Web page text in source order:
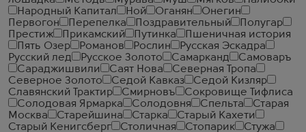
Народный Капитал
Ной Оганян
Онегин
Первогон
Перепелка Поздравительный
Полугар
Престиж
Прикамский Путинка
Пшеничная история
Пять Озер
Романов Рослин
Русская Эскадра
Русский лед
Русское Золото Самарканд
Самоваръ
Сараджишвили
Саят Нова
Северная Тропа
Северное Золото
Седой Кавказ
Седой Кизляр
Славянский Трактир
Смирновъ
Сокровище Тифлиса
Солодовая Ярмарка
Солодовня Спельта
Старая
Москва
Старейшина Старка
Старый Кахети
Старый Кенигсберг
Столичная Стопарик Стужа